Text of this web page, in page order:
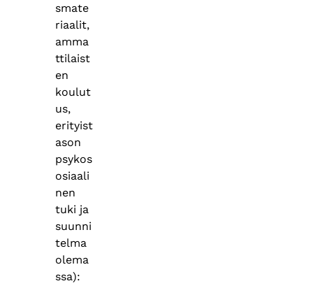
smate
riaalit,
amma
ttilaist
en
koulut
us,
erityist
ason
psykos
osiaali
nen
tuki ja
suunni
telma
olema
ssa):